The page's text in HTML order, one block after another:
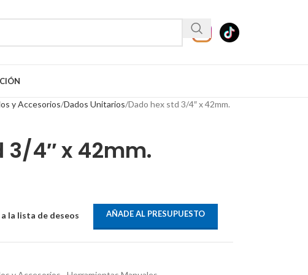
y Accesorios Dados Unitarios Dado hex std 3/4″ x 42mm.
3/4″ x 42mm.
la lista de deseos AÑADE AL PRESUPUESTO